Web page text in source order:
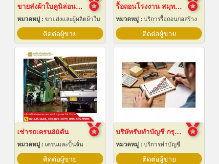
ขายส่งผ้าใบคูนิล่อนยกม้วนราคาส่ง
หมวดหมู่ : ขายส่งและผู้ผลิตผ้าใบ
ติดต่อผู้ขาย
รื้อถอนโรงงาน สมุทรปราการ
หมวดหมู่ : บริการรื้อถอนก่อสร้าง
ติดต่อผู้ขาย
เช่ารถเครน80ตัน
หมวดหมู่ : เครนและปั้นจั่น
ติดต่อผู้ขาย
บริษัทรับทำบัญชี กรุงเทพ
หมวดหมู่ : บริการทำบัญชี
ติดต่อผู้ขาย